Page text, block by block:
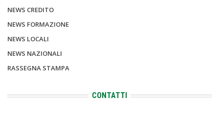
NEWS CREDITO
NEWS FORMAZIONE
NEWS LOCALI
NEWS NAZIONALI
RASSEGNA STAMPA
CONTATTI